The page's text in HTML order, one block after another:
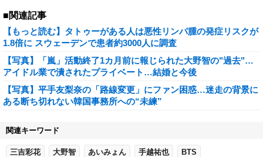
■関連記事
【もっと読む】タトゥーがある人は悪性リンパ腫の発症リスクが
1.8倍に スウェーデンで患者約3000人に調査
【写真】「嵐」活動終了1カ月前に報じられた大野智の"過去"…
アイドル業で潰されたプライベート…結婚と今後
【写真】平手友梨奈の「路線変更」にファン困惑…迷走の背景に
ある断ち切れない韓国事務所への“未練”
関連キーワード
三吉彩花 大野智 あいみょん 手越祐也 BTS